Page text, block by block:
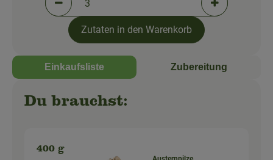
Portionen verringern (aktuell 3 PortionenPortionen
Zutaten in den Warenkorb
Einkaufsliste Zubereitung
Du brauchst:
400 g